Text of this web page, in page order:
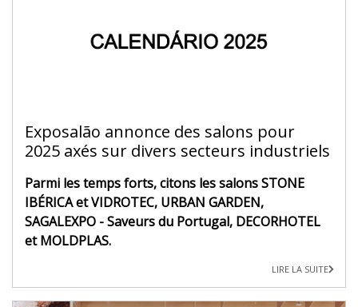
Exposalão annonce des salons pour
2025 axés sur divers secteurs industriels
Parmi les temps forts, citons les salons STONE
IBÉRICA et VIDROTEC, URBAN GARDEN,
SAGALEXPO - Saveurs du Portugal, DECORHOTEL
et MOLDPLAS.
LIRE LA SUITE